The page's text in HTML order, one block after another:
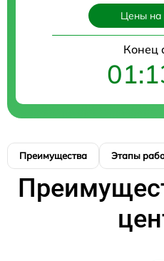
Цены на
Конец
Преимущества Этапы